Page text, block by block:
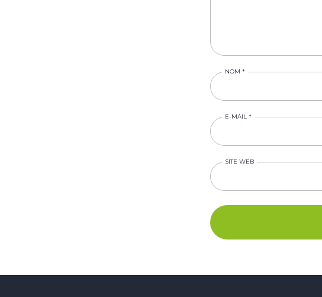
NOM *
E-MAIL *
SITE WEB